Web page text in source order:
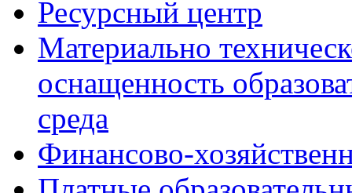
Ресурсный центр
Материально
оснащенность
среда
Финансово-